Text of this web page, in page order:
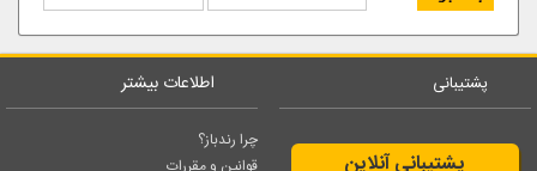
پشتیبانی
پشتیبانی آنلاین
اطلاعات بیشتر
چرا رندباز؟
قوانین و مقررات